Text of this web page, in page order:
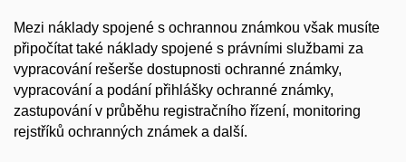
Mezi náklady spojené s ochrannou známkou však musíte
připočítat také náklady spojené s právními službami za
vypracování rešerše dostupnosti ochranné známky,
vypracování a podání přihlášky ochranné známky,
zastupování v průběhu registračního řízení, monitoring
rejstříků ochranných známek a další.